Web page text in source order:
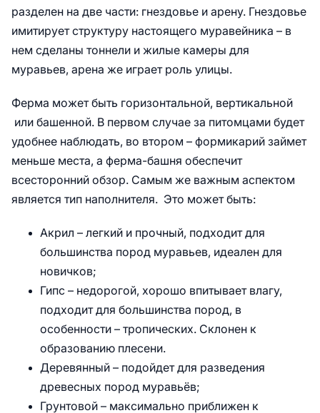
разделен на две части: гнездовье и арену. Гнездовье
имитирует структуру настоящего муравейника – в
нем сделаны тоннели и жилые камеры для
муравьев, арена же играет роль улицы.
Ферма может быть горизонтальной, вертикальной
или башенной. В первом случае за питомцами будет
удобнее наблюдать, во втором – формикарий займет
меньше места, а ферма-башня обеспечит
всесторонний обзор. Самым же важным аспектом
является тип наполнителя. Это может быть:
Акрил – легкий и прочный, подходит для
большинства пород муравьев, идеален для
новичков;
Гипс – недорогой, хорошо впитывает влагу,
подходит для большинства пород, в
особенности – тропических. Склонен к
образованию плесени.
Деревянный – подойдет для разведения
древесных пород муравьёв;
Грунтовой – максимально приближен к